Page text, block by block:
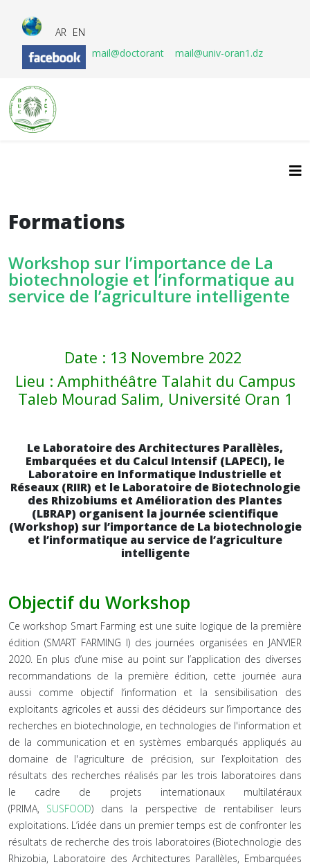
AR EN
mail@doctorant
mail@univ-oran1.dz
Formations
Workshop sur l’importance de La
biotechnologie et l’informatique au
service de l’agriculture intelligente
Date : 13 Novembre 2022
Lieu : Amphithéâtre Talahit du Campus
Taleb Mourad Salim, Université Oran 1
Le Laboratoire des Architectures Parallèles,
Embarquées et du Calcul Intensif (LAPECI), le
Laboratoire en Informatique Industrielle et
Réseaux (RIIR) et le Laboratoire de Biotechnologie
des Rhizobiums et Amélioration des Plantes
(LBRAP) organisent la journée scientifique
(Workshop) sur l’importance de La biotechnologie
et l’informatique au service de l’agriculture
intelligente
Objectif du Workshop
Ce workshop Smart Farming est une suite logique de la première
édition (SMART FARMING I) des journées organisées en JANVIER
2020. En plus d’une mise au point sur l’application des diverses
recommandations de la première édition, cette journée aura
aussi comme objectif l’information et la sensibilisation des
exploitants agricoles et aussi des décideurs sur l’importance des
recherches en biotechnologie, en technologies de l'information et
de la communication et en systèmes embarqués appliqués au
domaine de l'agriculture de précision, sur l’exploitation des
résultats des recherches réalisés par les trois laboratoires dans
le cadre de projets internationaux multilatéraux
(PRIMA, SUSFOOD) dans la perspective de rentabiliser leurs
exploitations. L’idée dans un premier temps est de confronter les
résultats de recherche des trois laboratoires (Biotechnologie des
Rhizobia, Laboratoire des Architectures Parallèles, Embarquées